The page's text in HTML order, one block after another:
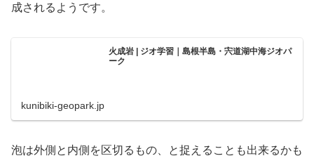
成されるようです。
火成岩 | ジオ学習｜島根半島・宍道湖中海ジオパ
ーク
kunibiki-geopark.jp
泡は外側と内側を区切るもの、と捉えることも出来るかも